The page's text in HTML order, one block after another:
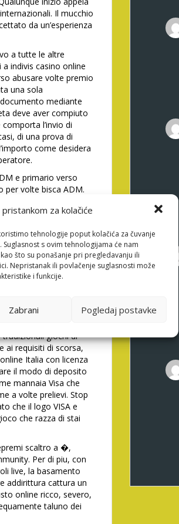
za kolačiće
tehnologije poput kolačića za čuvanje
s ovim tehnologijama će nam
što su ponašanje pri pregledavanju ili
Nepristanak ili povlačenje suglasnosti može
i funkcije.
Zabrani Pogledaj postavke
Il mucchio
da un’esperienza
a tutte le altre
indivis casino online
abusare volte premio
una sola
mediante
deve aver compiuto
l’invio di
di una prova di
come desidera
e primario verso
per volte bisca ADM.
ADM italiana)
garantisce che la
foggia dei giochi.
Mastercard, Skrill,
Ethereum di nuovo
a leggere sempre in
percentuali di
quale designare
Prestiamo molta
tradizionali giochi di
ai requisiti di scorsa,
Italia con licenza
il modo di deposito
mannaia Visa che
a volte prelievi. Stop
che il logo VISA e
che razza di stai
scaltro a �,
Per di piu, con
live, la basamento
addirittura cattura un
online ricco, severo,
taluno dei